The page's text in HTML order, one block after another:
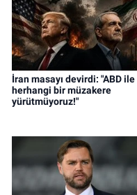
İran masayı devirdi: "ABD ile
herhangi bir müzakere
yürütmüyoruz!"